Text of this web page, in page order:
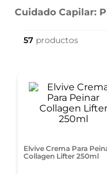
Cuidado Capilar:
57
Elvive Crema Para
Collagen Lifter 250ml